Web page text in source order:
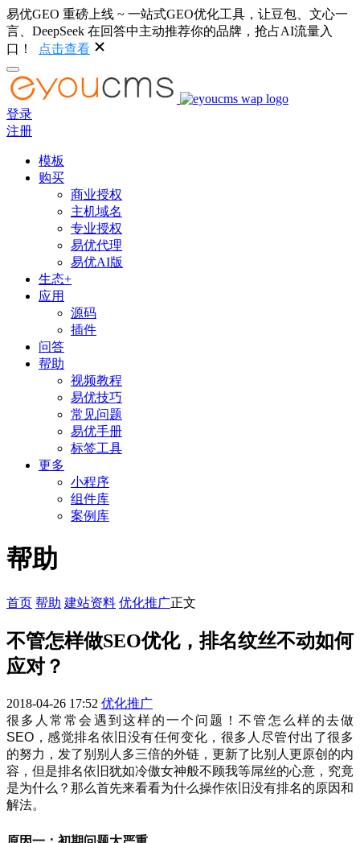
易优GEO 重磅上线 ~ 一站式GEO优化工具，让豆包、文心一
言、DeepSeek 在回答中主动推荐你的品牌，抢占AI流量入
口！
点击查看
登录
注册
模板
购买
商业授权
主机域名
专业授权
易优代理
易优AI版
生态+
应用
源码
插件
问答
帮助
视频教程
易优技巧
常见问题
易优手册
标签工具
更多
小程序
组件库
案例库
帮助
首页 帮助 建站资料 优化推广正文
不管怎样做SEO优化，排名纹丝不动如何
应对？
2018-04-26 17:52 优化推广
很多人常常会遇到这样的一个问题！不管怎么样的去做
SEO，感觉排名依旧没有任何变化，很多人尽管付出了很多
的努力，发了别别人多三倍的外链，更新了比别人更原创的内
容，但是排名依旧犹如冷傲女神般不顾我等屌丝的心意，究竟
是为什么？那么首先来看看为什么操作依旧没有排名的原因和
解法。